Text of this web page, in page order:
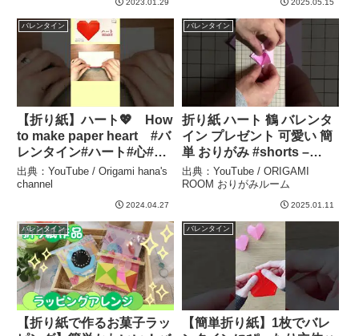
2023.01.29 2025.05.15
バレンタイン
【折り紙】ハート💖 How
to make paper heart #バ
レンタイン#ハート#心#爱
#दिल#하트#簡単#折り方#
おりがみ#origami#摺紙#
종이접기#DIY#作り方
channel
出典：YouTube / Origami hana's
channel
2024.04.27
バレンタイン
折り紙 ハート 鶴 バレンタ
イン プレゼント 可愛い 簡
単 おりがみ #shorts –
ORIGAMI ROOM おりがみ
ルーム
出典：YouTube / ORIGAMI
ROOM おりがみルーム
2025.01.11
バレンタイン
【折り紙で作るお菓子ラッ
バレンタイン
【簡単折り紙】1枚でバレ